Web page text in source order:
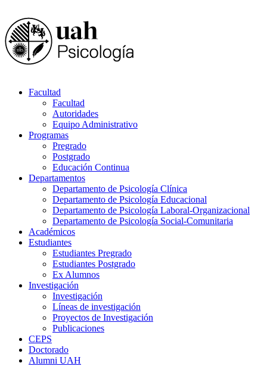
Facultad
Facultad
Autoridades
Equipo Administrativo
Programas
Pregrado
Postgrado
Educación Continua
Departamentos
Departamento de Psicología Clínica
Departamento de Psicología Educacional
Departamento de Psicología Laboral-Organizacional
Departamento de Psicología Social-Comunitaria
Académicos
Estudiantes
Estudiantes Pregrado
Estudiantes Postgrado
Ex Alumnos
Investigación
Investigación
Líneas de investigación
Proyectos de Investigación
Publicaciones
CEPS
Doctorado
Alumni UAH